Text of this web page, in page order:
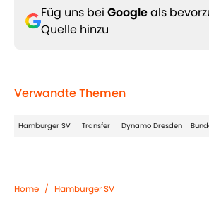
Füg uns bei Googleals
Quelle hinzu
Verwandte Themen
Hamburger SV Transfer Dynamo Dresden
Home / Hamburger SV